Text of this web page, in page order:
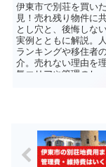
伊東市で別荘を買い
見！売れ残り物件に
とし穴と、後悔しな
実例とともに解説。
ランキングや移住者
介。売れない理由を
気エリアや管理のし